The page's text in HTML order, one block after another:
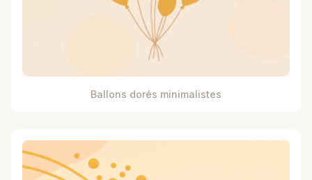
Ballons dorés minimalistes